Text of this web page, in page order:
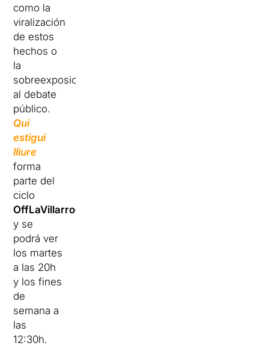
como la
viralización
de estos
hechos o
la
sobreexposición
al debate
público.
Qui
estigui
lliure
forma
parte del
ciclo
OffLaVillarroel
y se
podrá ver
los martes
a las 20h
y los fines
de
semana a
las
12:30h.